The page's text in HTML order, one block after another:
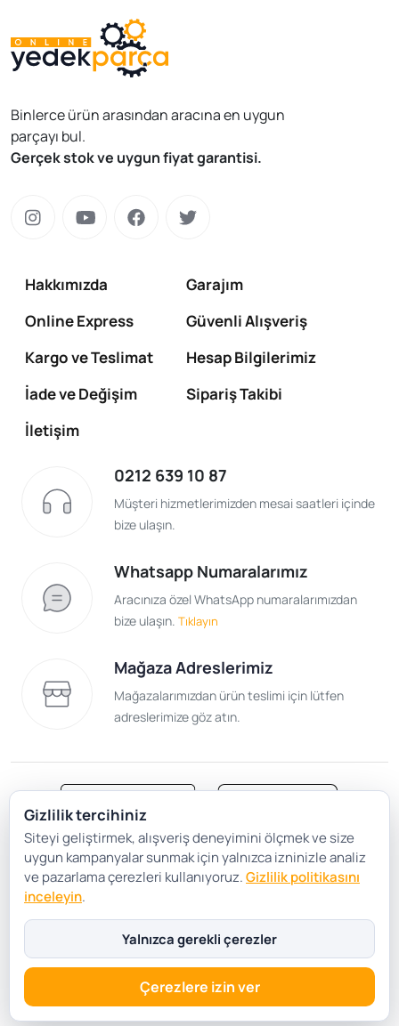
Binlerce ürün arasından aracına en uygun
parçayı bul.
Gerçek stok ve uygun fiyat garantisi.
Hakkımızda
Garajım
Online Express
Güvenli Alışveriş
Kargo ve Teslimat
Hesap Bilgilerimiz
İade ve Değişim
Sipariş Takibi
İletişim
0212 639 10 87
Müşteri hizmetlerimizden mesai saatleri içinde
bize ulaşın.
Whatsapp Numaralarımız
Aracınıza özel WhatsApp numaralarımızdan
bize ulaşın. Tıklayın
Mağaza Adreslerimiz
Mağazalarımızdan ürün teslimi için lütfen
adreslerimize göz atın.
Satış Sözleşmesi
Gizlilik ve Güvenlik
Gizlilik Politikası
Çerez Tercihleri
Gizlilik tercihiniz
Siteyi geliştirmek, alışveriş deneyimini ölçmek ve size
uygun kampanyalar sunmak için yalnızca izninizle analiz
ve pazarlama çerezleri kullanıyoruz.Gizlilik politikasını
inceleyin.
Yalnızca gerekli çerezler
Çerezlere izin ver